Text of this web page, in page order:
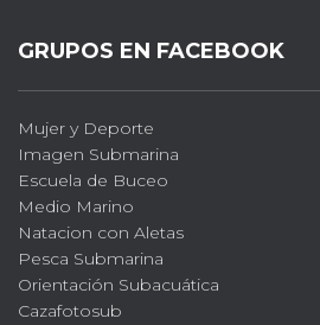
GRUPOS EN FACEBOOK
Mujer y Deporte
Imagen Submarina
Escuela de Buceo
Medio Marino
Natacion con Aletas
Pesca Submarina
Orientación Subacuática
Cazafotosub